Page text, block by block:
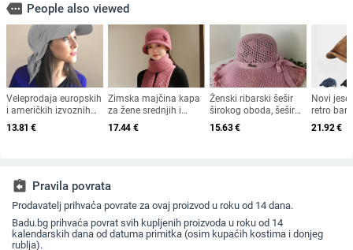
more People also viewed
Veleprodaja europskih
i američkih izvoznih
ljetnih bejzbolskih
kapa s vezicom na
13.81 €
Zimska majčina kapa
za žene srednjih i
starijih godina, pletena
od zečjeg krzna,
za umivaonik
17.44 €
Ženski ribarski šešir
širokog oboda, šešir
za sunce, pleteni šešir
za sunce, šešir za
15.63€
Novi
retro
21.92€
assignment_return Pravila povrata
Prodavatelj prihvaća povrate za ovaj proizvod u roku od 14 dana.
Badu.bg prihvaća povrat svih kupljenih proizvoda u roku od 14
kalendarskih dana od datuma primitka (osim kupaćih kostima i donjeg
rublja).